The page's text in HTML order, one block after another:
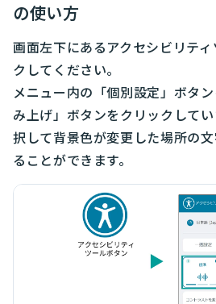
の使い方
画面左下にあるアクセシビリテ
クしてください。​
メニュー内の「個別設定」ボタ
み上げ」ボタンをクリックして
択して背景色が変更した場所の
ることができます。​